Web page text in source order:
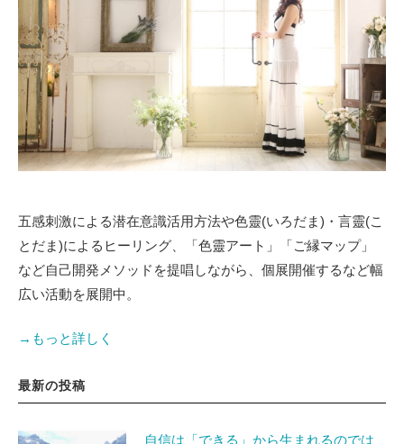
五感刺激による潜在意識活用方法や色靈(いろだま)・言靈(こ
とだま)によるヒーリング、「色靈アート」「ご縁マップ」
など自己開発メソッドを提唱しながら、個展開催するなど幅
広い活動を展開中。
→もっと詳しく
最新の投稿
自信は「できる」から生まれるのでは